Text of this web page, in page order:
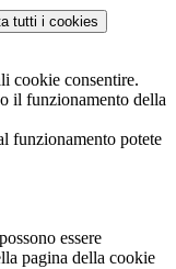
tutti i cookies
cookie consentire.
il funzionamento della
funzionamento potete
essere
pagina della cookie